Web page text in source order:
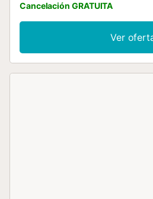
Cancelación GRATUITA
Ver